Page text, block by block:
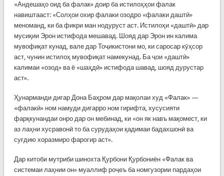
«Андешаҳо оид ба фалак» доир ба истилоҳҳои фалак
навиштааст: «Солҳои охир фалаки озодро «фалаки даштӣ»
меноманд, ки ба фикри ман нодуруст аст. Истилоҳи «даштӣ» дар
мусиқии Эрон истифода мешавад. Шояд дар Эрон ин калима
мувофиқат кунад, вале дар Тоҷикистони мо, ки саросар кӯҳсор
аст, чунин истилоҳ мувофиқат намекунад. Ба ҷои «даштӣ»
калимаи «озод» ва ё «шаҳдӣ» истифода шавад, шояд дурустар
аст».
Ҳунарманди дигар Дона Баҳром дар мақолаи худ «Фалак» —
«фалакӣ» ном намуди дигарро ном гирифта, хусусияти
фарқкунандаи онро дар он мебинад, ки «он як навъ мақомест, ки
аз лаҳни хусравонӣ то ба сурудаҳои қадимаи бадахшонӣ ва
суғдию хоразмиро фарогир аст».
Дар китоби мутриби шинохта Қурбони Қурбониён «Фалак ва
системаи лаҳнии он» муаллиф роҷеъ ба номгузории пардаҳои